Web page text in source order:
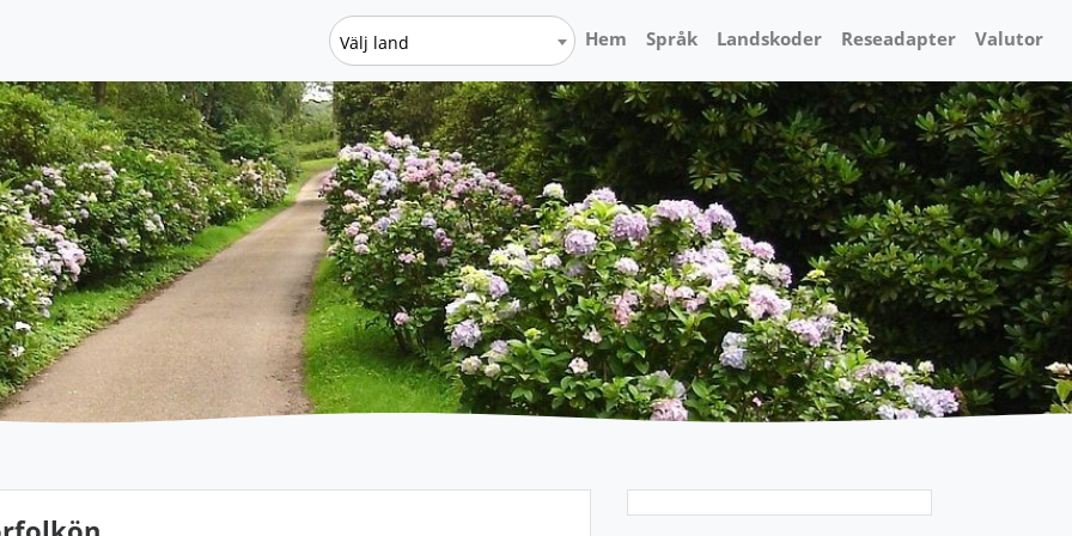
Välj land Hem Språk Landskoder Reseadapter Valutor